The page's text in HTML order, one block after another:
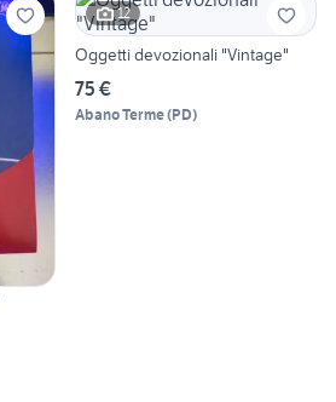
12
Oggetti devozionali "Vintage"
75 €
Abano Terme(PD)